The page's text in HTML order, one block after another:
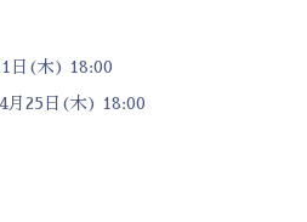
日(木) 18:00
月25日(木) 18:00